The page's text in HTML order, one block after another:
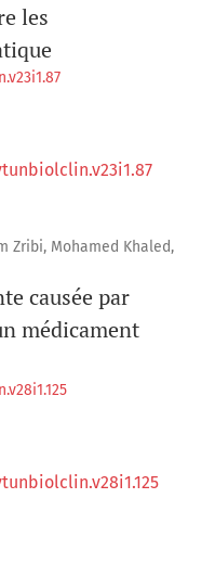
les
Zribi, Mohamed Khaled,
causée par
médicament